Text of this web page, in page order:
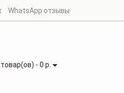
WhatsApp отзывы
- 0 р.